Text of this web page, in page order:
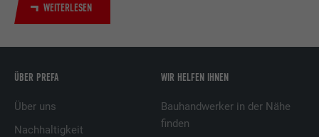
WEITERLESEN
ÜBER PREFA
Über uns
Nachhaltigkeit
WIR HELFEN IHNEN
Bauhandwerker in der Nähe
finden
Anbieter
Laufzeit